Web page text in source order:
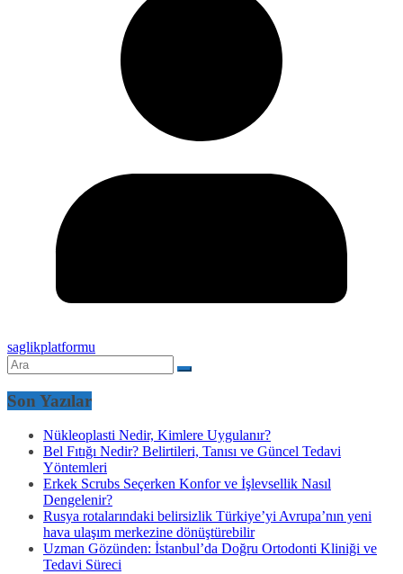
saglikplatformu
Son Yazılar
Nükleoplasti Nedir, Kimlere Uygulanır?
Bel Fıtığı Nedir? Belirtileri, Tanısı ve Güncel Tedavi
Yöntemleri
Erkek Scrubs Seçerken Konfor ve İşlevsellik Nasıl
Dengelenir?
Rusya rotalarındaki belirsizlik Türkiye’yi Avrupa’nın yeni
hava ulaşım merkezine dönüştürebilir
Uzman Gözünden: İstanbul’da Doğru Ortodonti Kliniği ve
Tedavi Süreci